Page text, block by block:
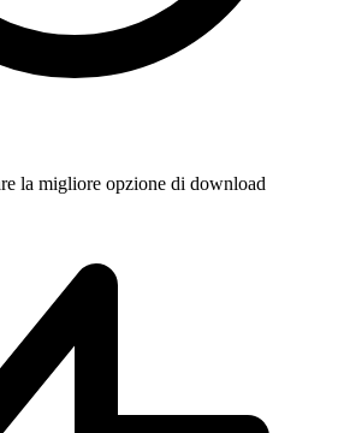
la migliore opzione di download